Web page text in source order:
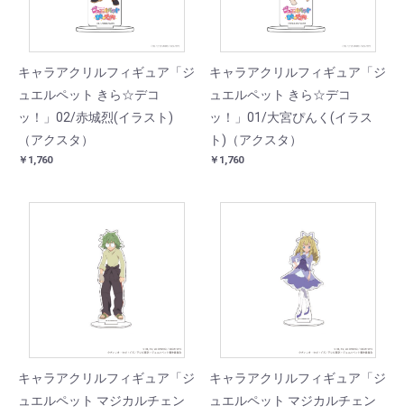
キャラアクリルフィギュア「ジ
ュエルペット きら☆デコ
ッ！」02/赤城烈(イラスト)
（アクスタ）
￥1,760
キャラアクリルフィギュア「ジ
ュエルペット きら☆デコ
ッ！」01/大宮ぴんく(イラス
ト)（アクスタ）
￥1,760
キャラアクリルフィギュア「ジ
ュエルペット マジカルチェン
キャラアクリルフィギュア「ジ
ュエルペット マジカルチェン